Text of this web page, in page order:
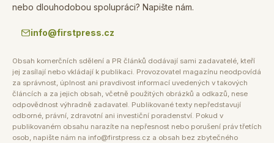
nebo dlouhodobou spolupráci? Napište nám.
info@firstpress.cz
Obsah komerčních sdělení a PR článků dodávají sami zadavatelé, kteří
jej zasílají nebo vkládají k publikaci. Provozovatel magazínu neodpovídá
za správnost, úplnost ani pravdivost informací uvedených v takových
článcích a za jejich obsah, včetně použitých obrázků a odkazů, nese
odpovědnost výhradně zadavatel. Publikované texty nepředstavují
odborné, právní, zdravotní ani investiční poradenství. Pokud v
publikovaném obsahu narazíte na nepřesnost nebo porušení práv třetích
osob, napište nám na info@firstpress.cz a obsah bez zbytečného